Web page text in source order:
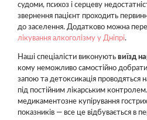
судоми, психоз і серцеву
звернення пацієнт проходить
до заселення. Додатково можна
лікування алкоголізму у Дніпрі.
Наші спеціалісти виконують виїзд
кому неможливо самостійно
запою та детоксикація проводяться
під постійним лікарським
медикаментозне купірування
показників — все це відбувається в